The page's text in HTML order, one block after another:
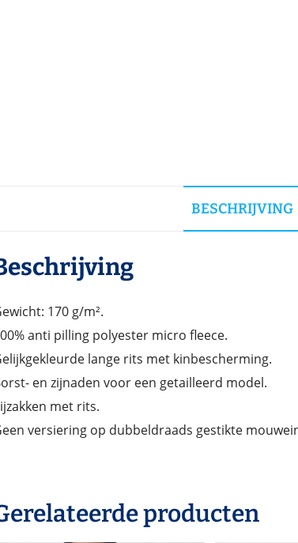
BESCHRIJVING
170 g/m².
anti pilling polyester micro fleece.
lange rits met kinbescherming.
en zijnaden voor een getailleerd model.
met rits.
versiering op dubbeldraads gestikte
producten